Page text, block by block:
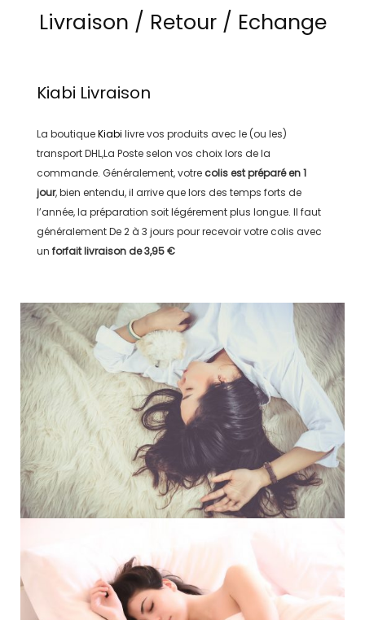
Livraison / Retour / Echange
Kiabi Livraison
La boutiqueKiabi livre vos produits avec le (ou les)
transportDHL,La Posteselon vos choix lors de la
commande. Généralement, votre colis est préparé en1
jour, bien entendu, il arrive que lors des temps forts de
l’année, la préparation soit légérement plus longue. Il faut
généralementDe 2 à 3 jours pour recevoir votre colis avec
un forfait livraison de3,95 €